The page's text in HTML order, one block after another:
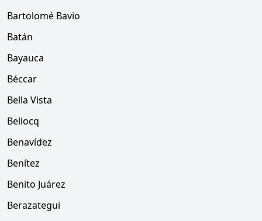
Bartolomé Bavio
Batán
Bayauca
Béccar
Bella Vista
Bellocq
Benavídez
Benítez
Benito Juárez
Berazategui